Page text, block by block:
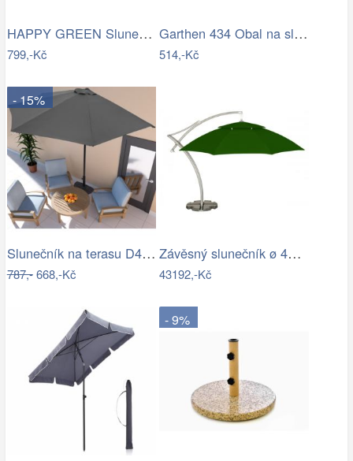
HAPPY GREEN Slunečník s kličkou 230 cm,…
799,-Kč
Garthen 434 Obal na slunečník s…
514,-Kč
- 15%
Slunečník na terasu D4164 Dekorhome
787,-668,-Kč
Závěsný slunečník ø 420 cm
43192,-Kč
- 9%